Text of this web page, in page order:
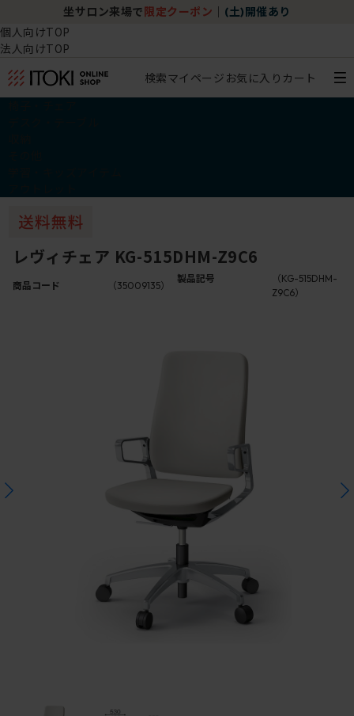
坐サロン来場で 限定クーポン (土)開催あり
個人向けTOP
法人向けTOP
検索マイページ お気に入り カート
レヴィチェア KG-515DHM-Z9C6
商品コード （35009135）
製品記号
（KG-515DHM-
Z9C6）